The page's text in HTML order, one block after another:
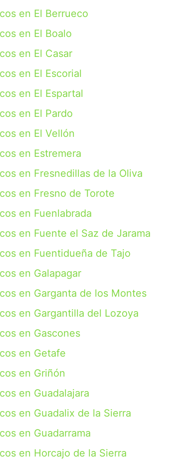
en El Berrueco
en El Boalo
en El Casar
en El Escorial
en El Espartal
en El Pardo
en El Vellón
en Estremera
en Fresnedillas de la Oliva
en Fresno de Torote
en Fuenlabrada
en Fuente el Saz de Jarama
en Fuentidueña de Tajo
en Galapagar
en Garganta de los Montes
en Gargantilla del Lozoya
en Gascones
en Getafe
en Griñón
en Guadalajara
en Guadalix de la Sierra
en Guadarrama
en Horcajo de la Sierra